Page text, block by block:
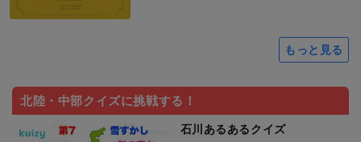
もっと見る
北陸・中部クイズに挑戦する！
石川あるあるクイズ